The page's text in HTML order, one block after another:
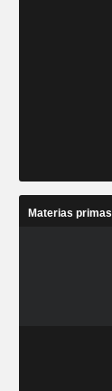
Materias primas